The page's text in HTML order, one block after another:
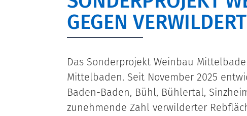
EGEN
Das Sonderprojekt Weinbau
Mittelbaden. Seit November 2025
Baden-Baden, Bühl, Bühlertal,
zunehmende Zahl verwilderter